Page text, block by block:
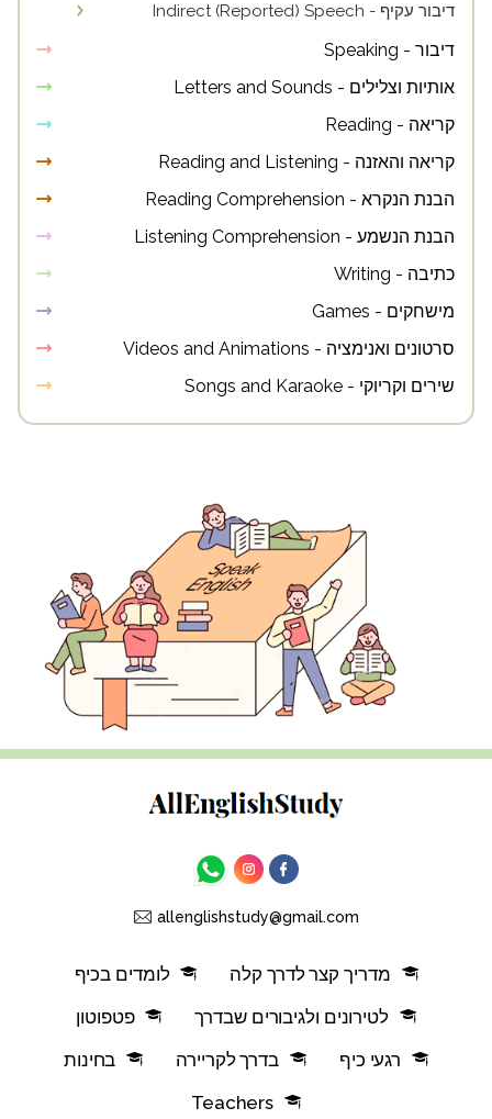
דיבור עקיף - Indirect (Reported) Speech
דיבור - Speaking
אותיות וצלילים - Letters and Sounds
קריאה - Reading
קריאה והאזנה - Reading and Listening
הבנת הנקרא - Reading Comprehension
הבנת הנשמע - Listening Comprehension
כתיבה - Writing
מישחקים - Games
סרטונים ואנימציה - Videos and Animations
שירים וקריוקי - Songs and Karaoke
מדריך קצר לדרך קלה
לומדים בכיף
לטירונים ולגיבורים שבדרך
פטפוטון
רגעי כיף
בדרך לקריירה
בחינות
Teachers
allenglishstudy@gmail.com